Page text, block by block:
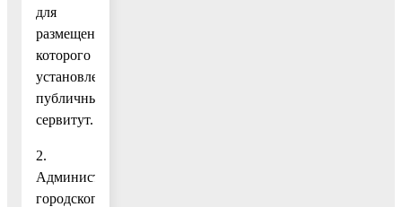
для
размещения
которого
установлен
публичный
сервитут.
2.
Администрации
городского